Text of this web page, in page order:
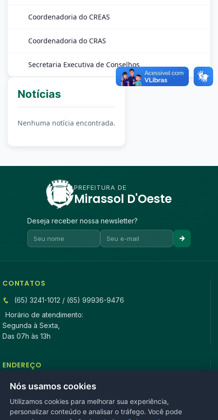
Coordenadoria do CREAS
Coordenadoria do CRAS
Secretaria Executiva de Conselhos
Notícias
Nenhuma notícia encontrada.
PREFEITURA DE
Mirassol D'Oeste
Deseja receber nossa newsletter?
CONTATOS
(65) 3241-1012 / (65) 99936-9476
Horário de atendimento:
Segunda à Sexta,
Das 07h às 13h
ENDEREÇO
Rua Antonio Tavares, n° 3310, Centro CEP: 78.280-000 -
Mirassol D’Oeste, MT
Nós usamos cookies
Utilizamos cookies para melhorar sua experiência,
personalizar conteúdo e analisar o tráfego. Você pode